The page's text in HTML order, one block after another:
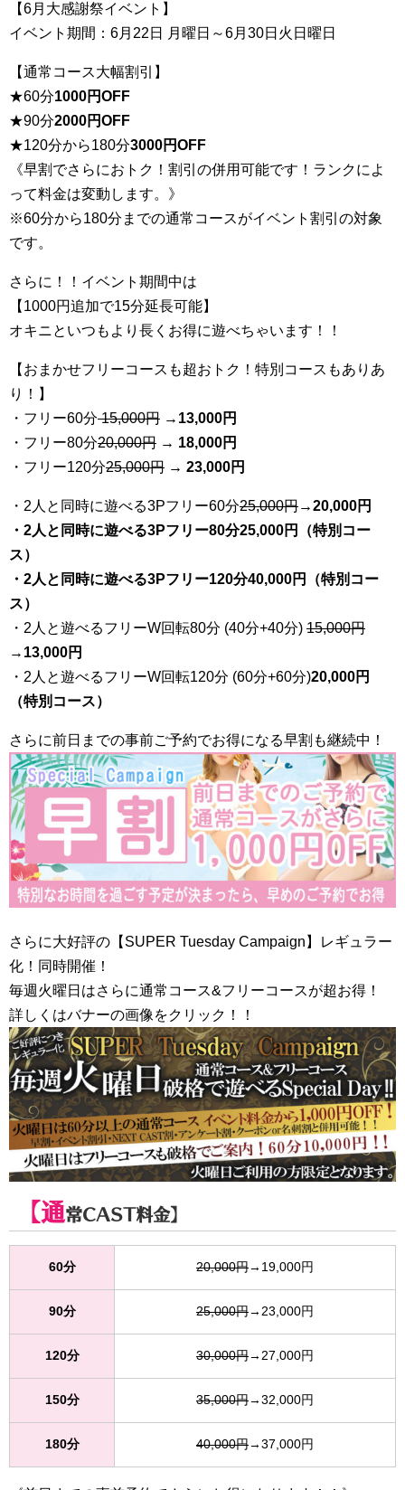
【6月大感謝祭イベント】
イベント期間：6月22日 月曜日～6月30日火日曜日
【通常コース大幅割引】
★60分1000円OFF
★90分2000円OFF
★120分から180分3000円OFF
《早割でさらにおトク！割引の併用可能です！ランクによ
って料金は変動します。》
※60分から180分までの通常コースがイベント割引の対象
です。
さらに！！イベント期間中は
【1000円追加で15分延長可能】
オキニといつもより長くお得に遊べちゃいます！！
【おまかせフリーコースも超おトク！特別コースもありあ
り！】
・フリー60分15,000円 → 13,000円
・フリー80分20,000円 → 18,000円
・フリー120分25,000円 → 23,000円
・2人と同時に遊べる3Pフリー60分25,000円→20,000円
・2人と同時に遊べる3Pフリー80分25,000円（特別コー
ス）
・2人と同時に遊べる3Pフリー120分40,000円（特別コー
ス）
・2人と遊べるフリーW回転80分 (40分+40分) 15,000円
→ 13,000円
・2人と遊べるフリーW回転120分 (60分+60分)20,000円
（特別コース）
さらに前日までの事前ご予約でお得になる早割も継続中！
さらに大好評の【SUPER Tuesday Campaign】レギュラー
化！同時開催！
毎週火曜日はさらに通常コース&フリーコースが超お得！
詳しくはバナーの画像をクリック！！
【通常CAST料金】
60分 20,000円→19,000円
90分 25,000円→23,000円
120分 30,000円→27,000円
150分 35,000円→32,000円
180分 40,000円→37,000円